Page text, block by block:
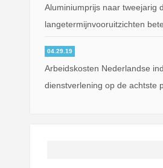
Aluminiumprijs naar tweejarig
langetermijnvooruitzichten
04.29.19
Arbeidskosten Nederlandse
dienstverlening op de achtste